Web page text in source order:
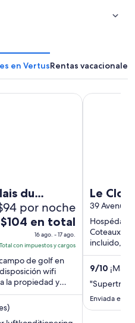
en VertusRentas
du
por noche
El
es
de
$104
en
total
por
noche
$104 en total
16 ago. - 17 ago.
Total con impuestos y cargos
de golf en
wifi
la propiedad y
Le
39 Avenue
Hospédate
Coteaux.
incluido,
Estarás
9/10
Enviada el 19
Le Clos